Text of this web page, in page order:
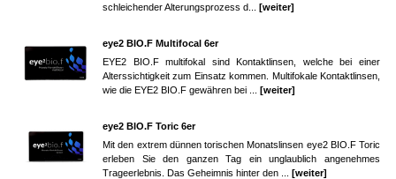
schleichender Alterungsprozess d... [weiter]
eye2 BIO.F Multifocal 6er
EYE2 BIO.F multifokal sind Kontaktlinsen, welche bei einer
Alterssichtigkeit zum Einsatz kommen. Multifokale Kontaktlinsen,
wie die EYE2 BIO.F gewähren bei ... [weiter]
eye2 BIO.F Toric 6er
Mit den extrem dünnen torischen Monatslinsen eye2 BIO.F Toric
erleben Sie den ganzen Tag ein unglaublich angenehmes
Trageerlebnis. Das Geheimnis hinter den ... [weiter]